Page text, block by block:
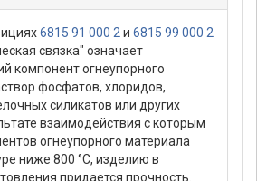
6815 91 000 2 и 6815 99 000 2
связка" означает
компонент огнеупорного
фосфатов, хлоридов,
силикатов или других
взаимодействия с которым
огнеупорного материала
ниже 800 °C, изделию в
придается прочность.